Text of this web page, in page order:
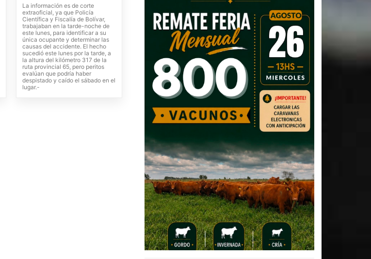
La información es de corte
extraoficial, ya que Policía
Científica y Fiscalía de Bolívar,
trabajaban en la tarde-noche de
este lunes, para identificar a su
única ocupante y determinar las
causas del accidente. El hecho
sucedió este lunes por la tarde, a
la altura del kilómetro 317 de la
ruta provincial 65, pero peritos
evalúan que podría haber
despistado y caído el sábado en el
lugar.-